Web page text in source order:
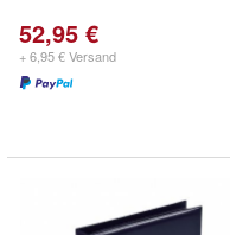
52,95 €
+ 6,95 € Versand